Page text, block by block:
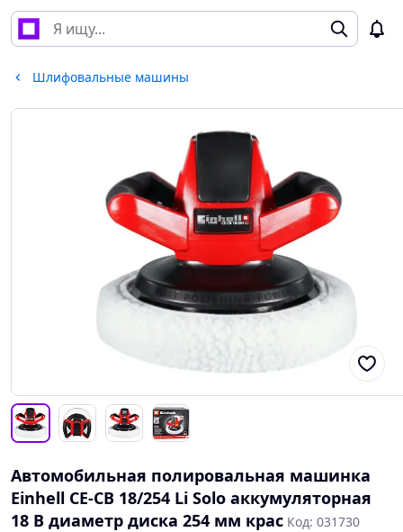
Шлифовальные машины
Автомобильная полировальная машинка
Einhell CE-CB 18/254 Li Solo аккумуляторная
18 В диаметр диска 254 мм крас Код: 031730